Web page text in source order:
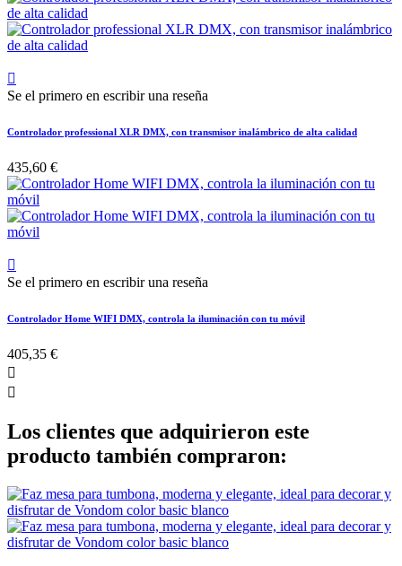

Se el primero en escribir una reseña
Controlador professional XLR DMX, con transmisor inalámbrico de alta calidad
435,60 €

Se el primero en escribir una reseña
Controlador Home WIFI DMX, controla la iluminación con tu móvil
405,35 €


Los clientes que adquirieron este
producto también compraron: